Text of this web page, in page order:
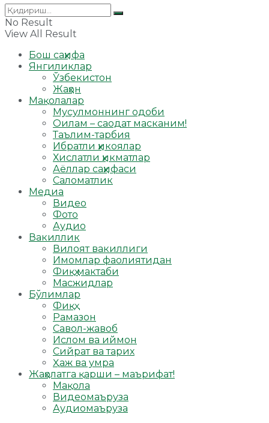
No Result
View All Result
Бош саҳифа
Янгиликлар
Ўзбекистон
Жаҳон
Мақолалар
Мусулмоннинг одоби
Оилам – саодат масканим!
Таълим-тарбия
Ибратли ҳикоялар
Хислатли ҳикматлар
Аёллар саҳифаси
Саломатлик
Медиа
Видео
Фото
Аудио
Вакиллик
Вилоят вакиллиги
Имомлар фаолиятидан
Фиқҳ мактаби
Масжидлар
Бўлимлар
Фиқҳ
Рамазон
Савол-жавоб
Ислом ва иймон
Сийрат ва тарих
Ҳаж ва умра
Жаҳолатга қарши – маърифат!
Мақола
Видеомаъруза
Аудиомаъруза